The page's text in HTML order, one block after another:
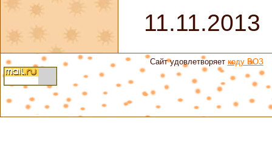
11.11.2013
Сайт удовлетворяет коду ВОЗ